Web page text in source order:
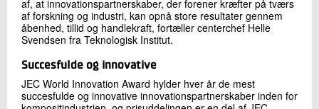
af, at innovationspartnerskaber, der forener kræfter på tværs
af forskning og industri, kan opnå store resultater gennem
åbenhed, tillid og handlekraft, fortæller centerchef Helle
Svendsen fra Teknologisk Institut.
Succesfulde og innovative
JEC World Innovation Award hylder hver år de mest
succesfulde og innovative innovationspartnerskaber inden for